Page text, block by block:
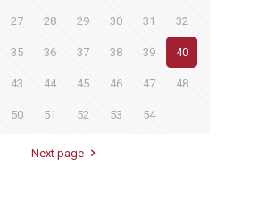
27 28 29 30 31 32
35 36 37 38 39 40
43 44 45 46 47 48
50 51 52 53 54
Next page